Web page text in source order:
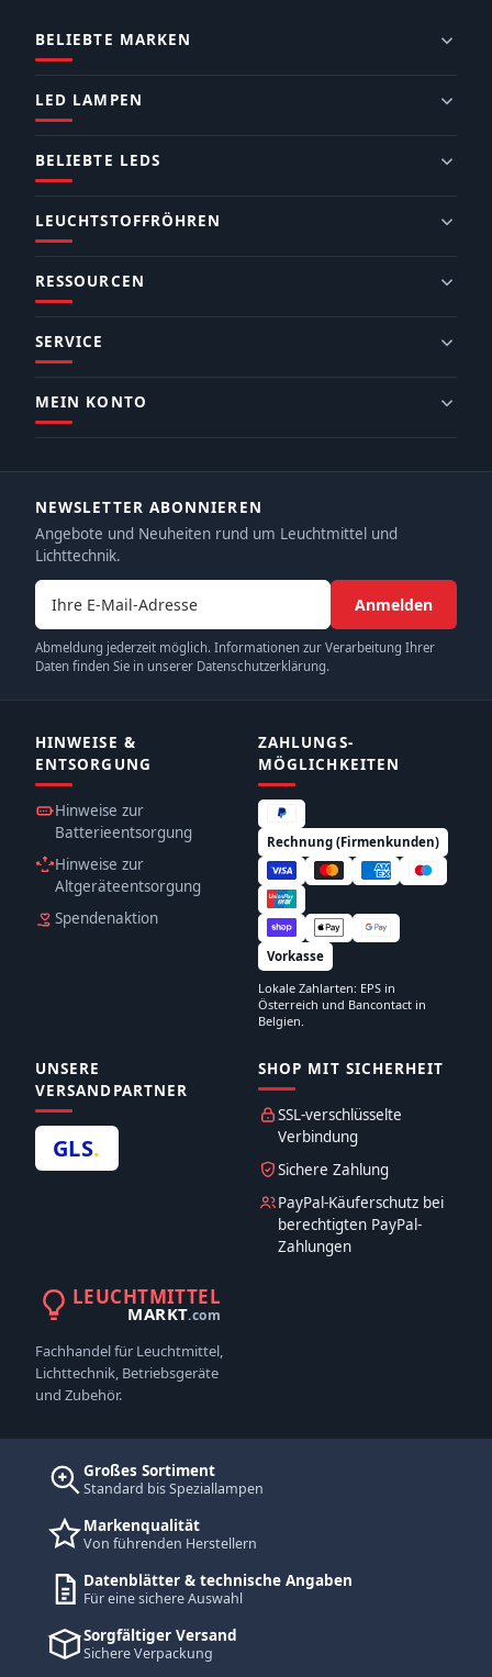
BELIEBTE MARKEN
LED LAMPEN
BELIEBTE LEDS
LEUCHTSTOFFRÖHREN
RESSOURCEN
SERVICE
MEIN KONTO
NEWSLETTER ABONNIEREN
Angebote und Neuheiten rund um Leuchtmittel und
Lichttechnik.
E-Mail-Adresse
Anmelden
Abmeldung jederzeit möglich. Informationen zur Verarbeitung Ihrer
Daten finden Sie in unserer Datenschutzerklärung.
HINWEISE &
ENTSORGUNG
Hinweise zur
Batterieentsorgung
Hinweise zur
Altgeräteentsorgung
Spendenaktion
ZAHLUNGS­
MÖGLICHKEITEN
Rechnung (Firmenkunden)
Vorkasse
Lokale Zahlarten: EPS in
Österreich und Bancontact in
Belgien.
UNSERE
VERSANDPARTNER
GLS.
SHOP MIT SICHERHEIT
SSL-verschlüsselte
Verbindung
Sichere Zahlung
PayPal-Käuferschutz bei
berechtigten PayPal-
Zahlungen
LEUCHTMITTEL
MARKT.com
Fachhandel für Leuchtmittel,
Lichttechnik, Betriebsgeräte
und Zubehör.
Großes Sortiment
Standard bis Speziallampen
Markenqualität
Von führenden Herstellern
Datenblätter & technische Angaben
Für eine sichere Auswahl
Sorgfältiger Versand
Sichere Verpackung